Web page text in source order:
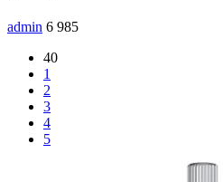
admin 6 985
40
1
2
3
4
5